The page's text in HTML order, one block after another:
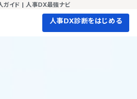
ガイド | 人事DX最強ナビ
人事DX診断をはじめる